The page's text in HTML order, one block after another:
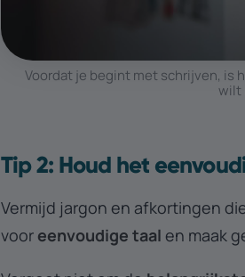
Voordat je begint met schrijven, is
wilt
Tip 2: Houd het
Vermijd jargon en afkortingen
voor eenvoudige taal en maak